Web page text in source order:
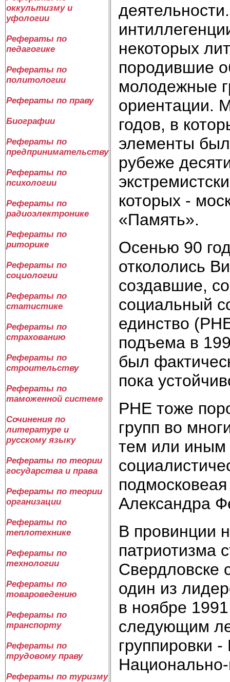
оккультизму и
уфологии
Рефераты по
педагогике
Рефераты по
политологии
Рефераты по праву
Биографии
Рефераты по
предпринимательству
Рефераты по
психологии
Рефераты по
радиоэлектронике
Рефераты по
риторике
Рефераты по
социологии
Рефераты по
статистике
Рефераты по
страхованию
Рефераты по
строительству
Рефераты по
таможенной системе
Сочинения по
литературе и
русскому языку
Рефераты по теории
государства и права
Рефераты по теории
организации
Рефераты по
теплотехнике
Рефераты по
технологии
Рефераты по
товароведению
Рефераты по
транспорту
Рефераты по
трудовому праву
Рефераты по туризму
некоторых
породившие
молодежные
ориентации.
годов, в
элементы
рубеже
которых -
«Память».
Осенью 90
откололись
создавшие,
социальный
единство
подъема в
был
пока
РНЕ тоже
групп во
тем или иным
Александра
В провинции
патриотизма
Свердловске
один из
в ноябре
следующим
группировки
Национально-